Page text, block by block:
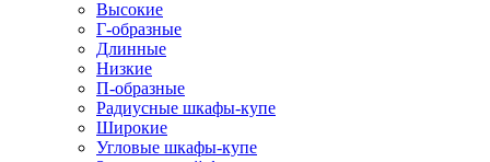
Высокие
Г-образные
Длинные
Низкие
П-образные
Радиусные шкафы-купе
Широкие
Угловые шкафы-купе